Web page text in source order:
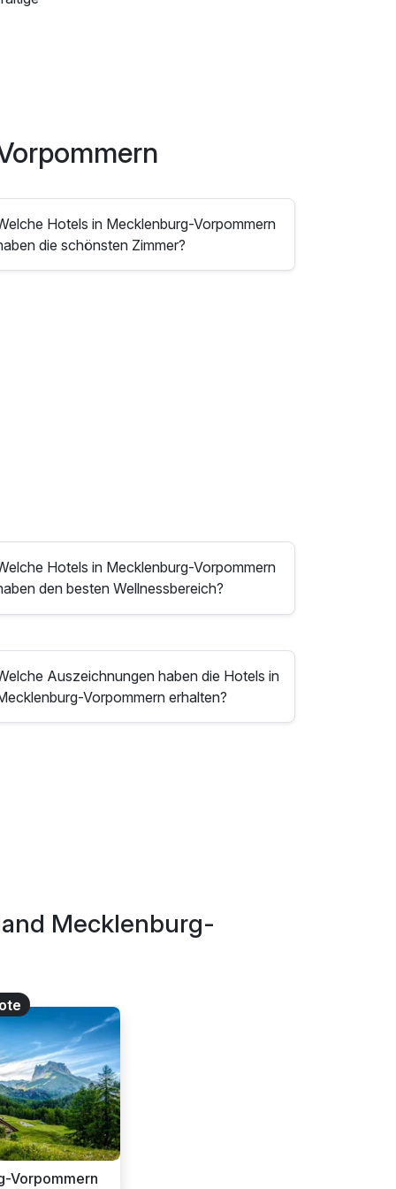
Hotels in Mecklenburg-Vorpommern
die schönsten Zimmer?
Hotels in Mecklenburg-Vorpommern
den besten Wellnessbereich?
Auszeichnungen haben die Hotels in
Vorpommern erhalten?
Mecklenburg-
Vorpommern